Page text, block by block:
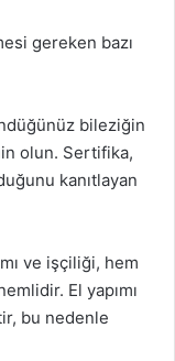
gereken bazı
bileziğin
olun. Sertifika,
kanıtlayan
ve işçiliği, hem
El yapımı
bu nedenle